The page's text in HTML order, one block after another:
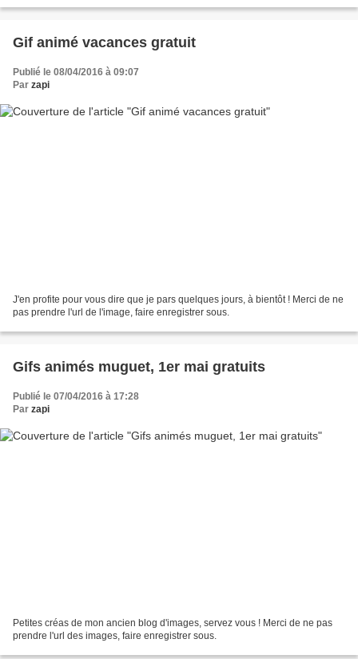
Gif animé vacances gratuit
Publié le 08/04/2016 à 09:07
Par zapi
J'en profite pour vous dire que je pars quelques jours, à bientôt ! Merci de ne
pas prendre l'url de l'image, faire enregistrer sous.
Gifs animés muguet, 1er mai gratuits
Publié le 07/04/2016 à 17:28
Par zapi
Petites créas de mon ancien blog d'images, servez vous ! Merci de ne pas
prendre l'url des images, faire enregistrer sous.